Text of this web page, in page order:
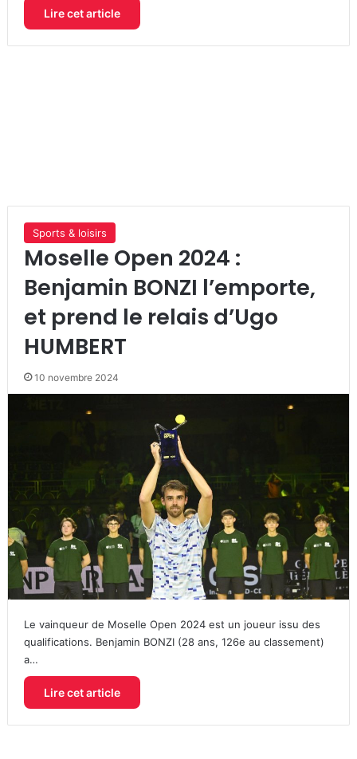
Lire cet article
Sports & loisirs
Moselle Open 2024 :
Benjamin BONZI l’emporte,
et prend le relais d’Ugo
HUMBERT
10 novembre 2024
Le vainqueur de Moselle Open 2024 est un joueur issu des
qualifications. Benjamin BONZI (28 ans, 126e au classement)
a…
Lire cet article